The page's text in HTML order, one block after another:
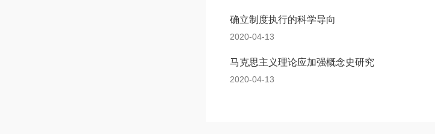
确立制度执行的科学导向
2020-04-13
马克思主义理论应加强概念史研究
2020-04-13